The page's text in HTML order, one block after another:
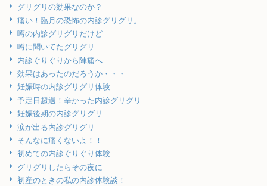
グリグリの効果なのか？
痛い！臨月の恐怖の内診グリグリ。
噂の内診グリグリだけど
噂に聞いてたグリグリ
内診ぐりぐりから陣痛へ
効果はあったのだろうか・・・
妊娠時の内診グリグリ体験
予定日超過！辛かった内診グリグリ
妊娠後期の内診グリグリ
涙が出る内診グリグリ
そんなに痛くないよ！！
初めての内診ぐりぐり体験
グリグリしたらその夜に
初産のときの私の内診体験談！